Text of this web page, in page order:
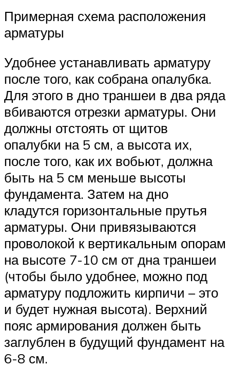
Примерная схема расположения
арматуры
Удобнее устанавливать арматуру
после того, как собрана опалубка.
Для этого в дно траншеи в два ряда
вбиваются отрезки арматуры. Они
должны отстоять от щитов
опалубки на 5 см, а высота их,
после того, как их вобьют, должна
быть на 5 см меньше высоты
фундамента. Затем на дно
кладутся горизонтальные прутья
арматуры. Они привязываются
проволокой к вертикальным опорам
на высоте 7-10 см от дна траншеи
(чтобы было удобнее, можно под
арматуру подложить кирпичи – это
и будет нужная высота). Верхний
пояс армирования должен быть
заглублен в будущий фундамент на
6-8 см.